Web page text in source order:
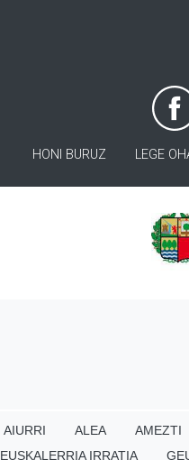
HONI BURUZ LEGE
AIURRI ALEA AMEZTI
EUSKALERRIA IRRATIA